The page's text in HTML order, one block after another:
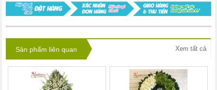
Sản phẩm liên quan Xem tất cả